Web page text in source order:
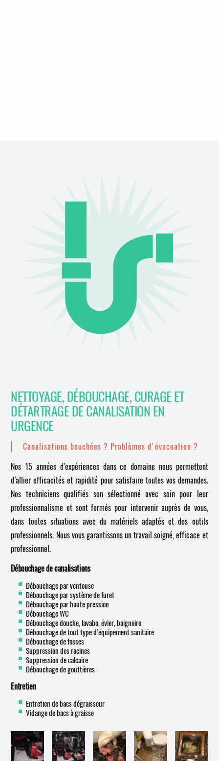
NETTOYAGE, DÉBOUCHAGE, CURAGE ET
DÉTARTRAGE DE CANALISATION EN
URGENCE
Canalisations bouchées ? Problèmes d'évacuation ?
Nos 15 années d’expériences dans ce domaine nous permettent
d’allier efficacités et rapidité pour satisfaire toutes vos demandes.
Nos techniciens qualifiés son sélectionné avec soin pour leur
professionnalisme et sont formés pour intervenir auprès de vous,
dans toutes situations avec du matériels adaptés et des outils
professionnels. Nous vous garantissons un travail soigné, efficace et
professionnel.
Débouchage de canalisations
Débouchage par ventouse
Débouchage par système de furet
Débouchage par haute pression
Débouchage WC
Débouchage douche, lavabo, évier, baignoire
Débouchage de tout type d’équipement sanitaire
Débouchage de fosses
Suppression des racines
Suppression de calcaire
Débouchage de gouttières
Entretien
Entretien de bacs dégraisseur
Vidange de bacs à graisse